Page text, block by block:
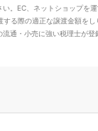
。EC、ネットショップを
る際の適正な譲渡金額を
流通・小売に強い税理士が登